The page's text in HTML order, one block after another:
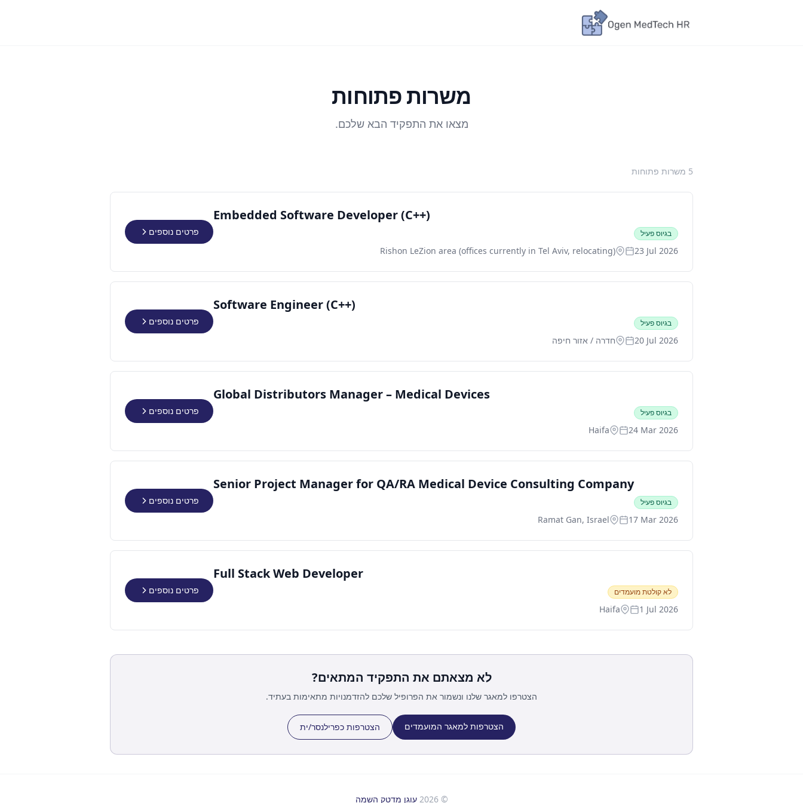
משרות פתוחות
מצאו את התפקיד הבא שלכם.
5 משרות פתוחות
Embedded Software Developer (C++)
בגיוס פעיל
23 Jul 2026
Rishon LeZion area (offices currently in Tel Aviv, relocating)
פרטים נוספים
Software Engineer (C++)
בגיוס פעיל
20 Jul 2026 חדרה / אזור חיפה
פרטים נוספים
Global Distributors Manager – Medical Devices
בגיוס פעיל
24 Mar 2026
Haifa
פרטים נוספים
Senior Project Manager for QA/RA Medical Device Consulting Company
בגיוס פעיל
17 Mar 2026
Ramat Gan, Israel
פרטים נוספים
Full Stack Web Developer
לא קולטת מועמדים
1 Jul 2026
Haifa
פרטים נוספים
לא מצאתם את התפקיד המתאים?
הצטרפו למאגר שלנו ונשמור את הפרופיל שלכם להזדמנויות מתאימות בעתיד.
הצטרפות למאגר המועמדים הצטרפות כפרילנסר/ית
©
2026 עוגן מדטק השמה